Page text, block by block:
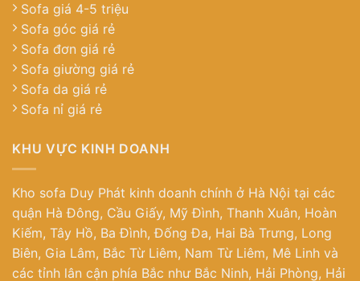
Sofa giá 4-5 triệu
Sofa góc giá rẻ
Sofa đơn giá rẻ
Sofa giường giá rẻ
Sofa da giá rẻ
Sofa nỉ giá rẻ
KHU VỰC KINH DOANH
Kho sofa Duy Phát kinh doanh chính ở Hà Nội tại các
quận Hà Đông, Cầu Giấy, Mỹ Đình, Thanh Xuân, Hoàn
Kiếm, Tây Hồ, Ba Đình, Đống Đa, Hai Bà Trưng, Long
Biên, Gia Lâm, Bắc Từ Liêm, Nam Từ Liêm, Mê Linh và
các tỉnh lân cận phía Bắc như Bắc Ninh, Hải Phòng, Hải